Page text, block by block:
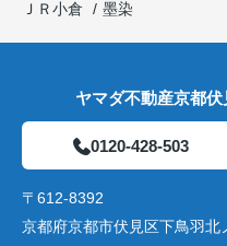
ＪＲ小倉
墨染
ヤマダ不動産京都
0120-428-503
〒612-8392
京都府京都市伏見区下鳥羽北